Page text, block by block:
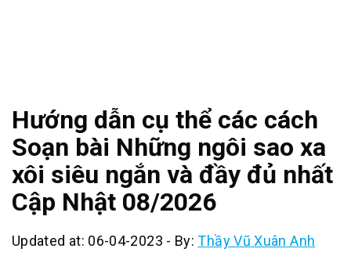
Hướng dẫn cụ thể các cách
Soạn bài Những ngôi sao xa
xôi siêu ngắn và đầy đủ nhất
Cập Nhật 08/2026
Updated at: 06-04-2023 - By:Thầy Vũ Xuân Anh